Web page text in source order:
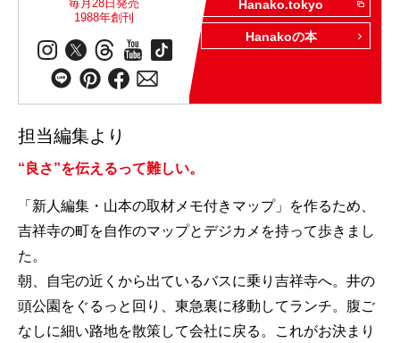
毎月28日発売
1988年創刊
Hanako.tokyo
Hanakoの本
担当編集より
“良さ”を伝えるって難しい。
「新人編集・山本の取材メモ付きマップ」を作るため、
吉祥寺の町を自作のマップとデジカメを持って歩きまし
た。
朝、自宅の近くから出ているバスに乗り吉祥寺へ。井の
頭公園をぐるっと回り、東急裏に移動してランチ。腹ご
なしに細い路地を散策して会社に戻る。これがお決まり